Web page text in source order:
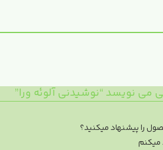
نویسد “نوشیدنی آلوئه ورا”
را پیشنهاد میکنید؟
میکنم